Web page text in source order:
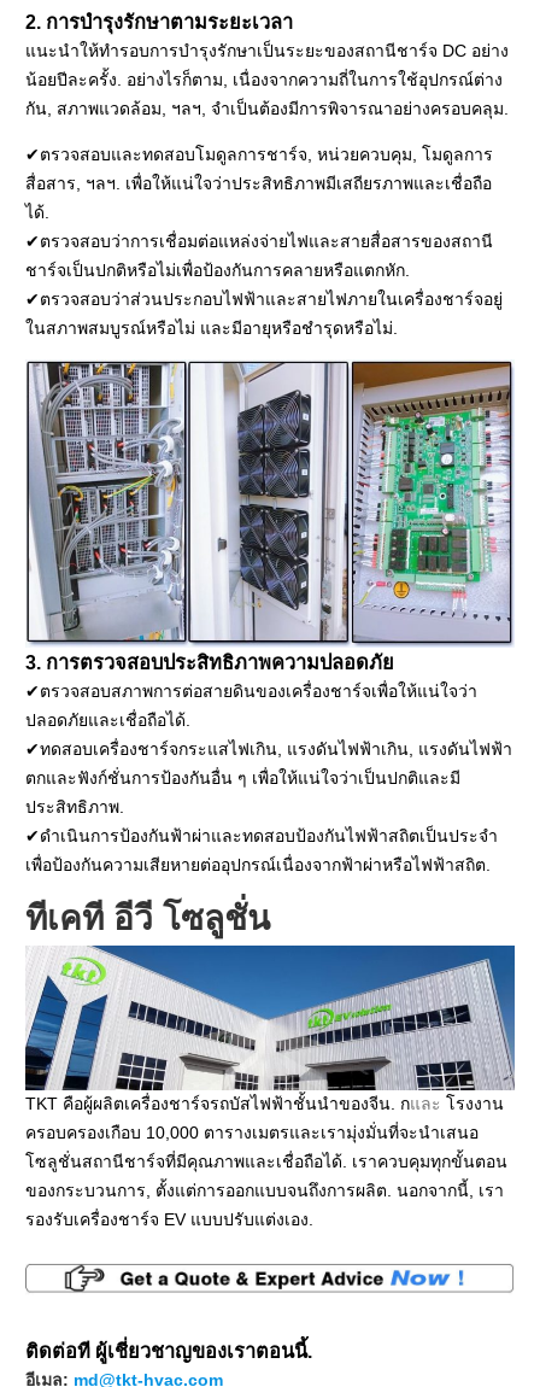
2. การบำรุงรักษาตามระยะเวลา
แนะนำให้ทำรอบการบำรุงรักษาเป็นระยะของสถานีชาร์จ DC อย่าง
น้อยปีละครั้ง. อย่างไรก็ตาม, เนื่องจากความถี่ในการใช้อุปกรณ์ต่าง
กัน, สภาพแวดล้อม, ฯลฯ, จำเป็นต้องมีการพิจารณาอย่างครอบคลุม.
✔ตรวจสอบและทดสอบโมดูลการชาร์จ, หน่วยควบคุม, โมดูลการ
สื่อสาร, ฯลฯ. เพื่อให้แน่ใจว่าประสิทธิภาพมีเสถียรภาพและเชื่อถือ
ได้.
✔ตรวจสอบว่าการเชื่อมต่อแหล่งจ่ายไฟและสายสื่อสารของสถานี
ชาร์จเป็นปกติหรือไม่เพื่อป้องกันการคลายหรือแตกหัก.
✔ตรวจสอบว่าส่วนประกอบไฟฟ้าและสายไฟภายในเครื่องชาร์จอยู่
ในสภาพสมบูรณ์หรือไม่ และมีอายุหรือชำรุดหรือไม่.
3. การตรวจสอบประสิทธิภาพความปลอดภัย
✔ตรวจสอบสภาพการต่อสายดินของเครื่องชาร์จเพื่อให้แน่ใจว่า
ปลอดภัยและเชื่อถือได้.
✔ทดสอบเครื่องชาร์จกระแสไฟเกิน, แรงดันไฟฟ้าเกิน, แรงดันไฟฟ้า
ตกและฟังก์ชั่นการป้องกันอื่น ๆ เพื่อให้แน่ใจว่าเป็นปกติและมี
ประสิทธิภาพ.
✔ดำเนินการป้องกันฟ้าผ่าและทดสอบป้องกันไฟฟ้าสถิตเป็นประจำ
เพื่อป้องกันความเสียหายต่ออุปกรณ์เนื่องจากฟ้าผ่าหรือไฟฟ้าสถิต.
ทีเคที อีวี โซลูชั่น
TKT คือผู้ผลิตเครื่องชาร์จรถบัสไฟฟ้าชั้นนำของจีน. กและ โรงงาน
ครอบครองเกือบ 10,000 ตารางเมตรและเรามุ่งมั่นที่จะนำเสนอ
โซลูชั่นสถานีชาร์จที่มีคุณภาพและเชื่อถือได้. เราควบคุมทุกขั้นตอน
ของกระบวนการ, ตั้งแต่การออกแบบจนถึงการผลิต. นอกจากนี้, เรา
รองรับเครื่องชาร์จ EV แบบปรับแต่งเอง.
ติดต่อที ผู้เชี่ยวชาญของเราตอนนี้.
อีเมล: md@tkt-hvac.com